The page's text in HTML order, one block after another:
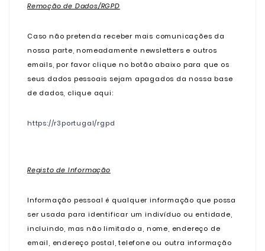
Remoção de Dados/RGPD
Caso não pretenda receber mais comunicações da
nossa parte, nomeadamente newsletters e outros
emails, por favor clique no botão abaixo para que os
seus dados pessoais sejam apagados da nossa base
de dados, clique aqui:
https://r3portugal/rgpd
Registo de Informação
Informação pessoal é qualquer informação que possa
ser usada para identificar um indivíduo ou entidade,
incluindo, mas não limitado a, nome, endereço de
email, endereço postal, telefone ou outra informação